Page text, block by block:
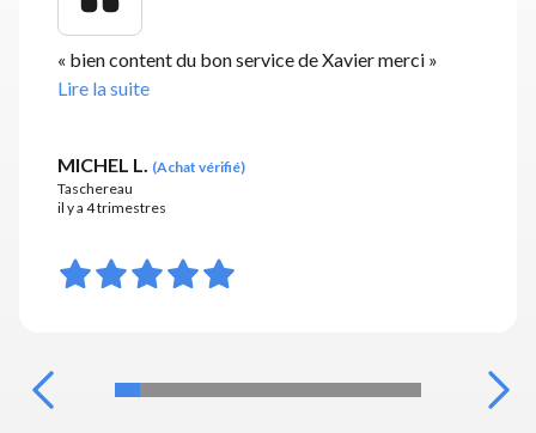
« bien content du bon service de Xavier merci »
Lire la suite
MICHEL L. (Achat vérifié)
Taschereau
il y a 4 trimestres